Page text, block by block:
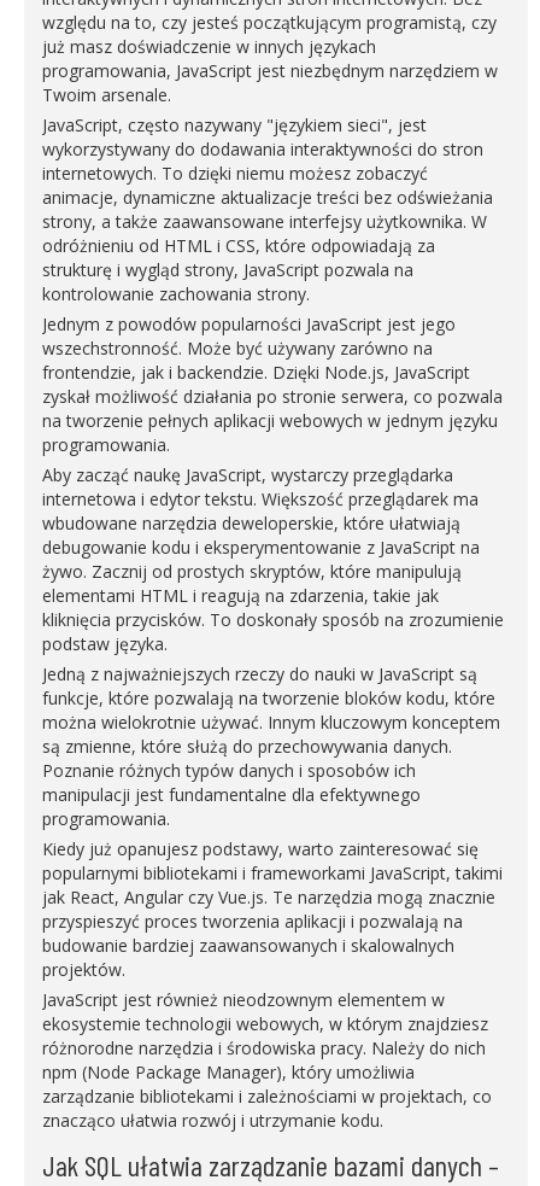
względu na to, czy jesteś początkującym programistą, czy
już masz doświadczenie w innych językach
programowania, JavaScript jest niezbędnym narzędziem w
Twoim arsenale.
JavaScript, często nazywany "językiem sieci", jest
wykorzystywany do dodawania interaktywności do stron
internetowych. To dzięki niemu możesz zobaczyć
animacje, dynamiczne aktualizacje treści bez odświeżania
strony, a także zaawansowane interfejsy użytkownika. W
odróżnieniu od HTML i CSS, które odpowiadają za
strukturę i wygląd strony, JavaScript pozwala na
kontrolowanie zachowania strony.
Jednym z powodów popularności JavaScript jest jego
wszechstronność. Może być używany zarówno na
frontendzie, jak i backendzie. Dzięki Node.js, JavaScript
zyskał możliwość działania po stronie serwera, co pozwala
na tworzenie pełnych aplikacji webowych w jednym języku
programowania.
Aby zacząć naukę JavaScript, wystarczy przeglądarka
internetowa i edytor tekstu. Większość przeglądarek ma
wbudowane narzędzia deweloperskie, które ułatwiają
debugowanie kodu i eksperymentowanie z JavaScript na
żywo. Zacznij od prostych skryptów, które manipulują
elementami HTML i reagują na zdarzenia, takie jak
kliknięcia przycisków. To doskonały sposób na zrozumienie
podstaw języka.
Jedną z najważniejszych rzeczy do nauki w JavaScript są
funkcje, które pozwalają na tworzenie bloków kodu, które
można wielokrotnie używać. Innym kluczowym konceptem
są zmienne, które służą do przechowywania danych.
Poznanie różnych typów danych i sposobów ich
manipulacji jest fundamentalne dla efektywnego
programowania.
Kiedy już opanujesz podstawy, warto zainteresować się
popularnymi bibliotekami i frameworkami JavaScript, takimi
jak React, Angular czy Vue.js. Te narzędzia mogą znacznie
przyspieszyć proces tworzenia aplikacji i pozwalają na
budowanie bardziej zaawansowanych i skalowalnych
projektów.
JavaScript jest również nieodzownym elementem w
ekosystemie technologii webowych, w którym znajdziesz
różnorodne narzędzia i środowiska pracy. Należy do nich
npm (Node Package Manager), który umożliwia
zarządzanie bibliotekami i zależnościami w projektach, co
znacząco ułatwia rozwój i utrzymanie kodu.
Jak SQL ułatwia zarządzanie bazami danych –